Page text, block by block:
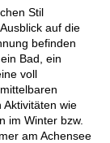
Stil
auf die
befinden
Bad, ein
voll
Aktivitäten wie
im Winter bzw.
am Achensee